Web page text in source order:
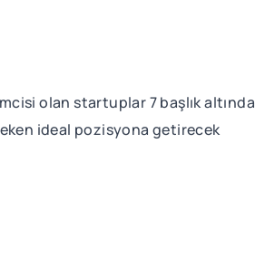
olan startuplar 7 başlık altında
ideal pozisyona getirecek